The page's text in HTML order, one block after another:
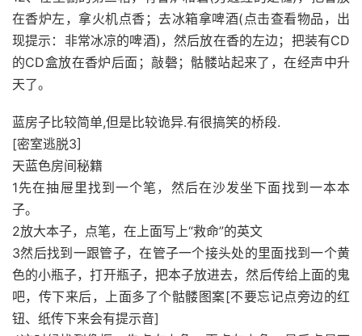
在香炉左，拿火机点香；去冰箱拿啤酒(点击查看物品，出
现提示：非常冰凉的啤酒)，然后放在香的左边；把装有CD
的CD盒放在香炉后面；敲磬；骷髅站起来了，在经声中升
天了。
蓝房子比较简单,但是比较诡异.有很搞笑的桥段.
[密室逃脱3]
天蓝色房间秘籍
1先在抽屉里找到一个笔，然后在沙发坐下面找到一本本
子。
2放大本子，点笔，在上面写上“救命”的英文
3然后找到一跟管子，在管子一个接头处的里面找到一个黄
色的小瓶子，打开瓶子，把本子放进去，然后传给上面的鬼
吧，传下来后，上面多了个骷髅图案[不要忘记点旁边的红
钮、纸传下来会有提示音]